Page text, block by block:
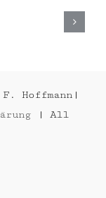
Hoffmann|
| All